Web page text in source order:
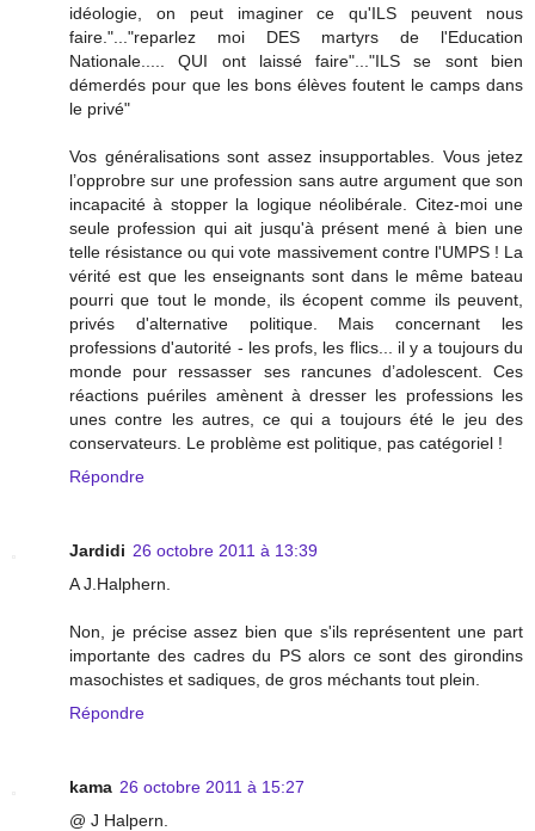
idéologie, on peut imaginer ce qu'ILS peuvent nous
faire."..."reparlez moi DES martyrs de l'Education
Nationale..... QUI ont laissé faire"..."ILS se sont bien
démerdés pour que les bons élèves foutent le camps dans
le privé"
Vos généralisations sont assez insupportables. Vous jetez
l’opprobre sur une profession sans autre argument que son
incapacité à stopper la logique néolibérale. Citez-moi une
seule profession qui ait jusqu'à présent mené à bien une
telle résistance ou qui vote massivement contre l'UMPS ! La
vérité est que les enseignants sont dans le même bateau
pourri que tout le monde, ils écopent comme ils peuvent,
privés d'alternative politique. Mais concernant les
professions d'autorité - les profs, les flics... il y a toujours du
monde pour ressasser ses rancunes d’adolescent. Ces
réactions puériles amènent à dresser les professions les
unes contre les autres, ce qui a toujours été le jeu des
conservateurs. Le problème est politique, pas catégoriel !
Répondre
Jardidi 26 octobre 2011 à 13:39
A J.Halphern.
Non, je précise assez bien que s'ils représentent une part
importante des cadres du PS alors ce sont des girondins
masochistes et sadiques, de gros méchants tout plein.
Répondre
kama 26 octobre 2011 à 15:27
@ J Halpern.